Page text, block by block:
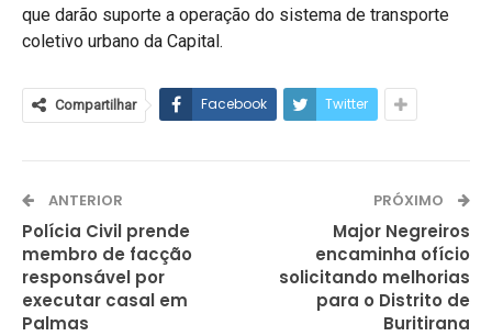
que darão suporte a operação do sistema de transporte
coletivo urbano da Capital.
Compartilhar Facebook Twitter
ANTERIOR
Polícia Civil prende
membro de facção
responsável por
executar casal em
Palmas
PRÓXIMO
Major Negreiros
encaminha ofício
solicitando melhorias
para o Distrito de
Buritirana